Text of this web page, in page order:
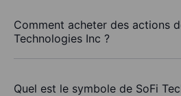
Comment acheter des actions
Technologies Inc ?
Quel est le symbole de SoFi